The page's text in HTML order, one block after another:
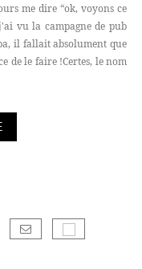
me dire “ok, voyons ce
vu la campagne de pub
il fallait absolument que
de le faire !Certes, le nom